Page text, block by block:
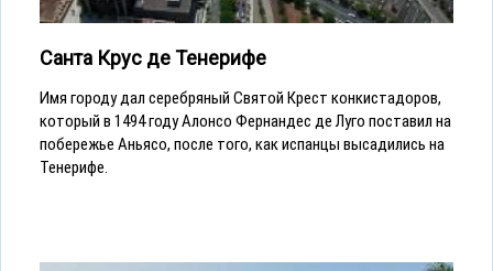
Санта Крус де Тенерифе
Имя городу дал серебряный Святой Крест конкистадоров,
который в 1494 году Алонсо Фернандес де Луго поставил на
побережье Аньясо, после того, как испанцы высадились на
Тенерифе.